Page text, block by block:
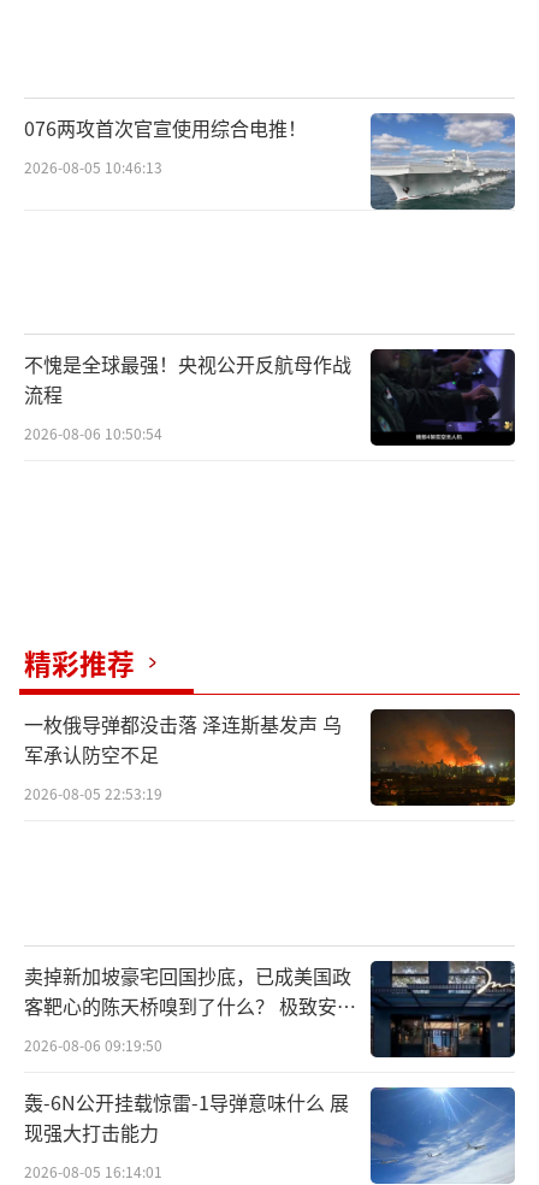
燃不远了……
076两攻首次官宣使用综合电推！
2026-08-05 10:46:13
不愧是全球最强！央视公开反航母作战
流程
2026-08-06 10:50:54
精彩推荐
一枚俄导弹都没击落 泽连斯基发声 乌
军承认防空不足
2026-08-05 22:53:19
卖掉新加坡豪宅回国抄底，已成美国政
客靶心的陈天桥嗅到了什么？ 极致安全
的追寻
2026-08-06 09:19:50
轰-6N公开挂载惊雷-1导弹意味什么 展
现强大打击能力
2026-08-05 16:14:01